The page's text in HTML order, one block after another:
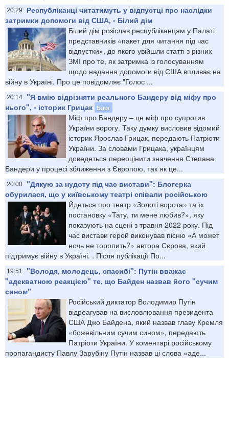
20:29
Республіканці читатимуть у відпустці про наслідки
затримки допомоги від США, - Білий дім
Білий дім розіслав республіканцям у Палаті
представників «пакет для читання під час
відпустки», до якого увійшли статті з різних
ЗМІ про те, як затримка із голосуванням
щодо надання допомоги від США впливає на
війну в Україні. Про це повідомляє "Голос ...
20:14 "Я вмію відрізняти реального Бандеру від міфу про
нього", - історик Грицак Блог
Міф про Бандеру – це міф про супротив
України ворогу. Таку думку висловив відомий
історик Ярослав Грицак, передають Патріоти
України. За словами Грицака, українцям
доведеться переоцінити значення Степана
Бандери у процесі зближення з Європою, так як це...
20:00 "Дякую за нудоту під час вистави": Блогерка
обурилася, що у київському театрі співали російською
Йдеться про театр «Золоті ворота» та їх
постановку «Тату, ти мене любив?», яку
показують на сцені з травня 2022 року. Під
час вистави герой виконував пісню «А может
ночь не торопить?» автора Сєрова, який
підтримує війну в Україні. . Після публікації По...
19:51
"Володя, молодець, спасибі": Путін вважає
"адекватною реакцією" те, що Байден назвав його "сучим
сином"
Російський диктатор Володимир Путін
відреагував на висловлювання президента
США Джо Байдена, який назвав главу Кремля
«божевільним сучим сином», передають
Патріоти України. У коментарі російському
пропагандисту Павлу Зарубіну Путін назвав ці слова «аде...